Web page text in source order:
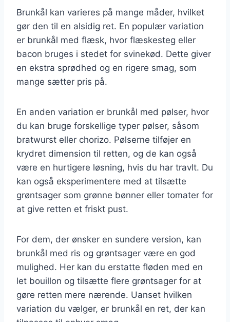
Brunkål kan varieres på mange måder, hvilket
gør den til en alsidig ret. En populær variation
er brunkål med flæsk, hvor flæskesteg eller
bacon bruges i stedet for svinekød. Dette giver
en ekstra sprødhed og en rigere smag, som
mange sætter pris på.
En anden variation er brunkål med pølser, hvor
du kan bruge forskellige typer pølser, såsom
bratwurst eller chorizo. Pølserne tilføjer en
krydret dimension til retten, og de kan også
være en hurtigere løsning, hvis du har travlt. Du
kan også eksperimentere med at tilsætte
grøntsager som grønne bønner eller tomater for
at give retten et friskt pust.
For dem, der ønsker en sundere version, kan
brunkål med ris og grøntsager være en god
mulighed. Her kan du erstatte fløden med en
let bouillon og tilsætte flere grøntsager for at
gøre retten mere nærende. Uanset hvilken
variation du vælger, er brunkål en ret, der kan